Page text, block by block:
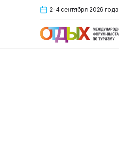
2-4 сентября 2026 года